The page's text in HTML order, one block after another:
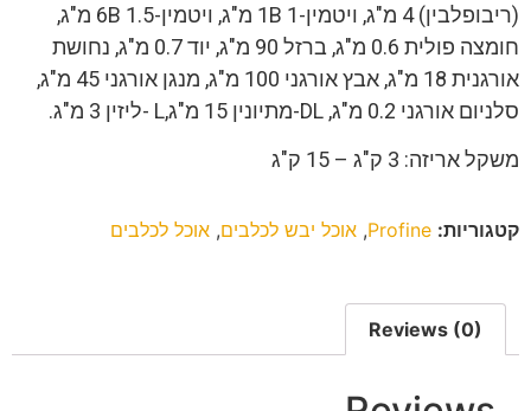
(ריבופלבין) 4 מ"ג, ויטמין-1B 1 מ"ג, ויטמין-6B 1.5 מ"ג,
חומצה פולית 0.6 מ"ג, ברזל 90 מ"ג, יוד 0.7 מ"ג, נחושת
אורגנית 18 מ"ג, אבץ אורגני 100 מ"ג, מנגן אורגני 45 מ"ג,
סלניום אורגני 0.2 מ"ג, DL-מתיונין 15 מ"ג,L -ליזין 3 מ"ג.
משקל אריזה: 3 ק"ג – 15 ק"ג
קטגוריות: Profine
, אוכל יבש לכלבים, אוכל לכלבים
Reviews (0)